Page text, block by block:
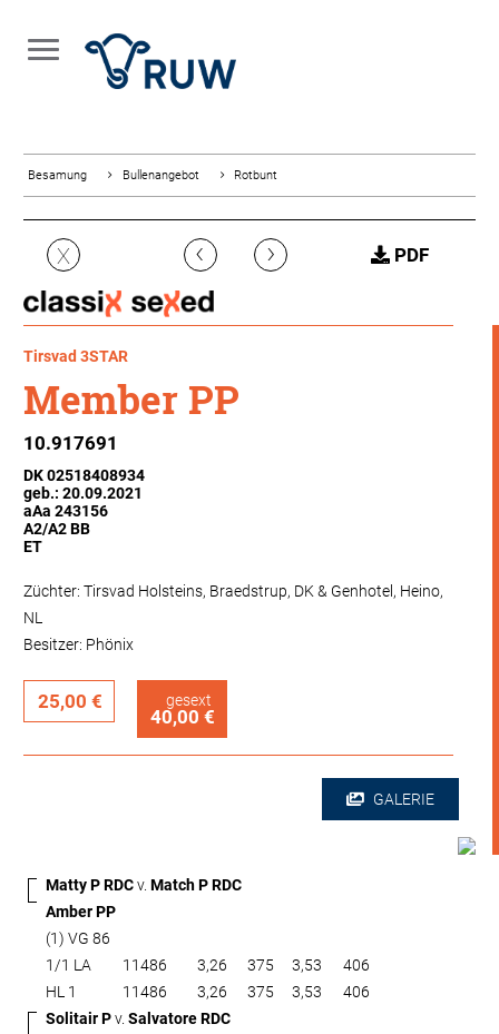
Besamung Bullenangebot Rotbunt
X ‹ › PDF
Tirsvad 3STAR
Member PP
10.917691
DK 02518408934
geb.: 20.09.2021
aAa 243156
A2/A2 BB
ET
Züchter: Tirsvad Holsteins, Braedstrup, DK & Genhotel, Heino,
NL
Besitzer: Phönix
25,00 € gesext
40,00 €
GALERIE
Matty P RDCv. Match P RDC
Amber PP
(1) VG 86
1/1 LA
11486 3,26 375 3,53
406
HL 1
11486 3,26 375 3,53
406
Solitair Pv. Salvatore RDC